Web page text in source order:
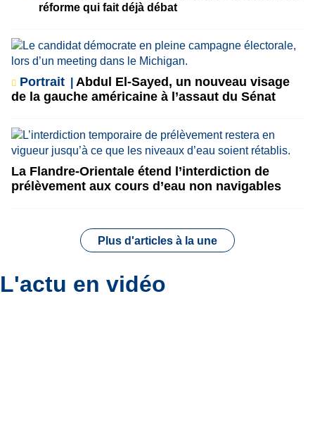
réforme qui fait déjà débat
Portrait
Abdul El-Sayed, un nouveau visage
de la gauche américaine à l’assaut du Sénat
La Flandre-Orientale étend l’interdiction de
prélèvement aux cours d’eau non navigables
Plus d'articles à la une
L'actu en vidéo